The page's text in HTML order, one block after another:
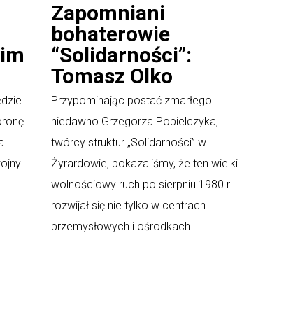
Zapomniani
bohaterowie
“Solidarności”:
Tomasz Olko
Przypominając postać zmarłego
niedawno Grzegorza Popielczyka,
twórcy struktur „Solidarności” w
Żyrardowie, pokazaliśmy, że ten wielki
wolnościowy ruch po sierpniu 1980 r.
rozwijał się nie tylko w centrach
przemysłowych i ośrodkach...